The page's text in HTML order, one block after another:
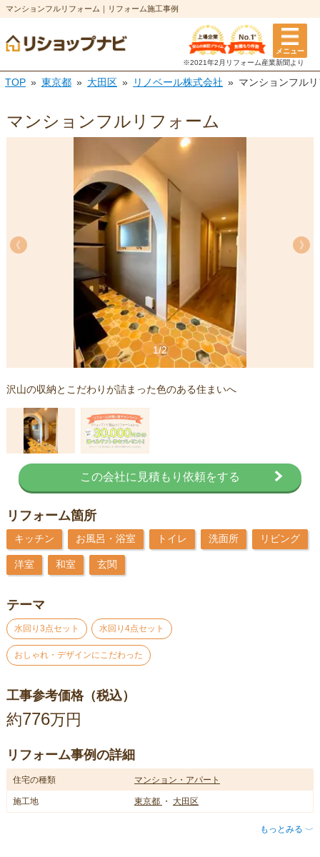
マンションフルリフォーム｜リフォーム施工事例
メニュー
※2021年2月リフォーム産業新聞より
TOP 東京都 大田区 リノベール株式会社 マンションフル
マンションフルリフォーム
1/2
《
《
沢山の収納とこだわりが詰まった色のある住まいへ
この会社に見積もり依頼をする
リフォーム箇所
キッチン お風呂・浴室 トイレ 洗面所 リビング
洋室 和室 玄関
テーマ
水回り3点セット 水回り4点セット
おしゃれ・デザインにこだわった
工事参考価格（税込）
約776万円
リフォーム事例の詳細
住宅の種類 マンション・アパート
施工地 東京都 ・ 大田区
もっとみる 〈